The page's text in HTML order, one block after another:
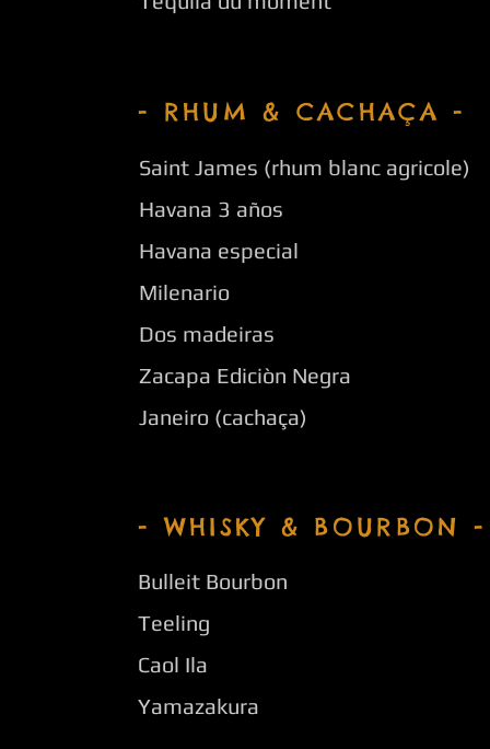
- RHUM & CACHAÇA -
Saint James (rhum blanc agricole)
Havana 3 años
Havana especial
Milenario
Dos madeiras
Zacapa Ediciòn Negra
Janeiro (cachaça)
- WHISKY & BOURBON -
Bulleit Bourbon
Teeling
Caol Ila
Yamazakura